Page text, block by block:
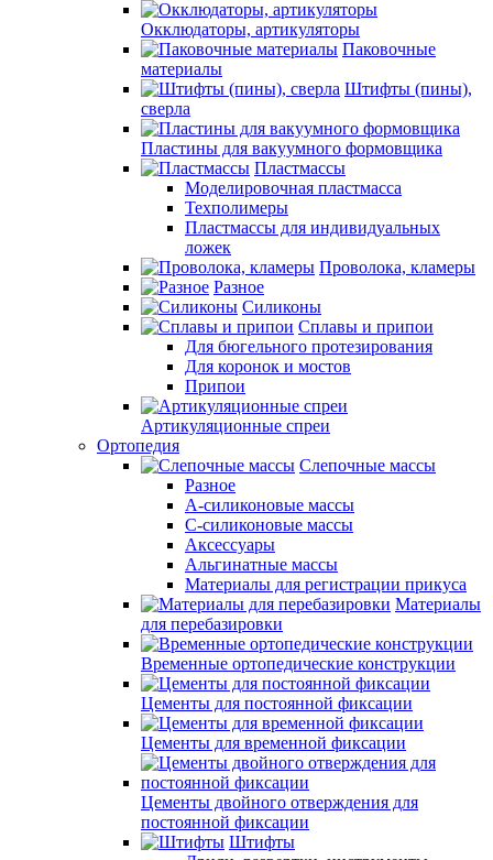
Окклюдаторы, артикуляторы
Паковочные
материалы
Штифты (пины),
сверла
Пластины для вакуумного формовщика
Пластмассы
Моделировочная пластмасса
Техполимеры
Пластмассы для индивидуальных
ложек
Проволока, кламеры
Разное
Силиконы
Сплавы и припои
Для бюгельного протезирования
Для коронок и мостов
Припои
Артикуляционные спреи
Ортопедия
Слепочные массы
Разное
А-силиконовые массы
С-силиконовые массы
Аксессуары
Альгинатные массы
Материалы для регистрации прикуса
Материалы
для перебазировки
Временные ортопедические конструкции
Цементы для постоянной фиксации
Цементы для временной фиксации
Цементы двойного отверждения для
постоянной фиксации
Штифты